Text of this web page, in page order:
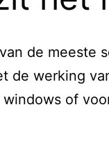
de meeste
de werking
of